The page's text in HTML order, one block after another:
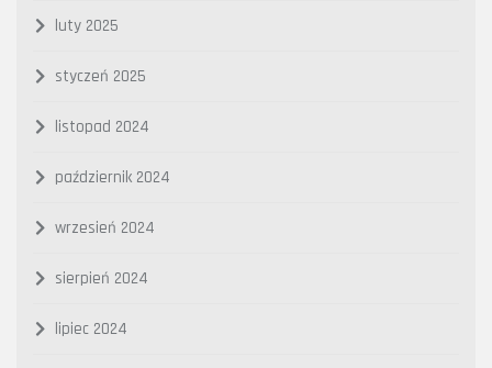
luty 2025
styczeń 2025
listopad 2024
październik 2024
wrzesień 2024
sierpień 2024
lipiec 2024